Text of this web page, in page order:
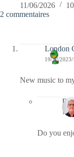
11/06/2026
2 commentaires
London
19/12/2023/
New music to
19/
Do you